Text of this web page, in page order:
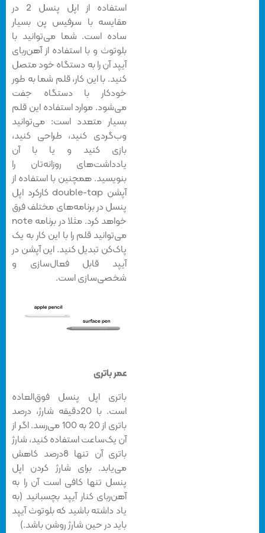
استفاده از اپل پنسل 2 در
مقایسه با سرفیس پن بسیار
ساده است. شما می‌توانید با
بلوتوث و با استفاده از آهن‌ربای
آیپد آن را به دستگاه خود متصل
کنید. با این کار، قلم شما به طور
خودکار با دستگاه جفت
می‌شود. موارد استفاده این قلم
بسیار متعدد است: می‌توانید
وب‌گردی کنید، طراحی کنید،
بازی کنید و یا با آن
یادداشت‌های روزانه‌تان را
بنویسید. همچنین با استفاده از
آپشن double-tap کارکرد اپل
پنسل در برنامه‌های مختلف فرق
خواهد کرد. مثلا در برنامه note
می‌توانید قلم را با این کار به یک
پاک‌کن تبدیل کنید. این آپشن در
آیپد قابل فعال‌سازی و
شخصی‌سازی است.
باتری اپل پنسل فوق‌العاده
است. با 20دقیقه شارژ، درصد
باتری از 20 به 100 می‌رسد. اگر از
آن یک‌ساعت استفاده کنید، شارژ
باتری آن تنها 8درصد کاهش
می‌یابد. برای شارژ کردن اپل
پنسل تنها کافی است آن را به
آهن‌ربای کنار آیپد بچسبانید (به
یاد داشته باشید که بلوتوث آیپد
باید در حین شارژ روشن باشد.)